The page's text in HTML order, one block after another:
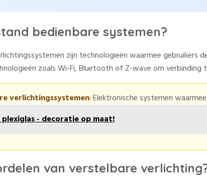
bedienbare systemen?
zijn technologieën waarmee gebruikers
zoals Wi-Fi, Bluetooth of Z-wave om
verlichtingssystemen: Elektronische systemen
- decoratie op maat!
van verstelbare